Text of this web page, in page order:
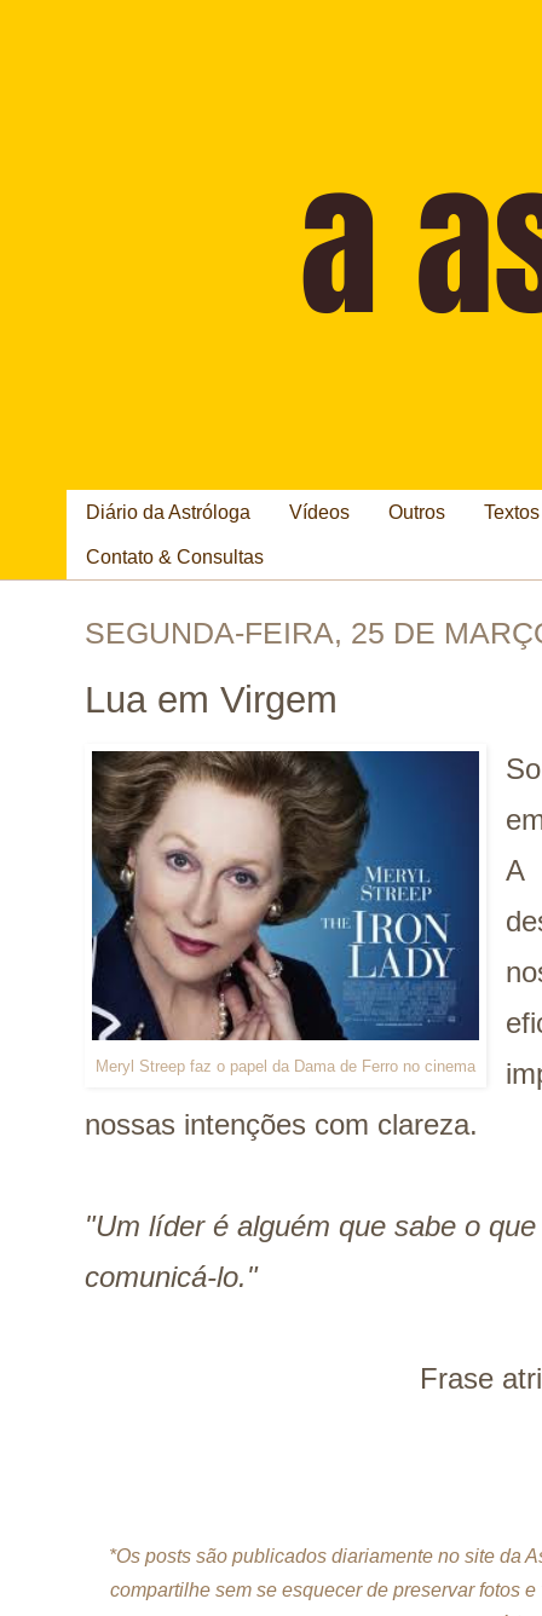
Diário da Astróloga Vídeos Outros
Contato & Consultas
SEGUNDA-FEIRA, 25 DE
Lua em Virgem
Meryl Streep faz o papel da Dama de Ferro no cinema
A
nossas intenções com clareza.
"Um líder é alguém que sabe o
comunicá-lo."
Frase
*Os posts são publicados diariamente no site da
compartilhe sem se esquecer de preservar fotos